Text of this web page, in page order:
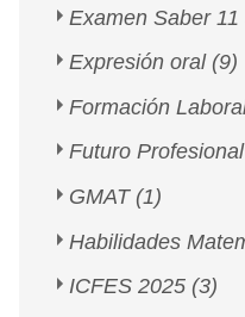
Examen Saber 11
Expresión oral (9)
Formación
Futuro Profesional
GMAT (1)
Habilidades
ICFES 2025 (3)